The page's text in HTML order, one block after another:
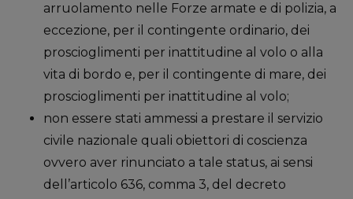
arruolamento nelle Forze armate e di polizia, a
eccezione, per il contingente ordinario, dei
proscioglimenti per inattitudine al volo o alla
vita di bordo e, per il contingente di mare, dei
proscioglimenti per inattitudine al volo;
non essere stati ammessi a prestare il servizio
civile nazionale quali obiettori di coscienza
ovvero aver rinunciato a tale status, ai sensi
dell’articolo 636, comma 3, del decreto